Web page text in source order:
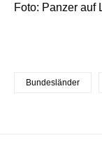
Foto: Panzer auf
Bundesländer